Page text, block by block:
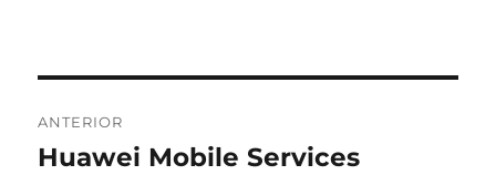
de
ANTERIOR
Entrada
Huawei Mobile Services